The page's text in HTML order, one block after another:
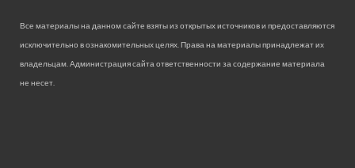
Все материалы на данном сайте взяты из открытых источников и предоставляются
исключительно в ознакомительных целях. Права на материалы принадлежат их
владельцам. Администрация сайта ответственности за содержание материала
не несет.